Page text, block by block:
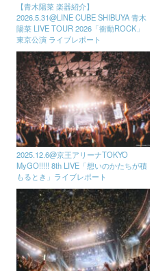
【青木陽菜 楽器紹介】
2026.5.31@LINE CUBE SHIBUYA 青木
陽菜 LIVE TOUR 2026「衝動ROCK」
東京公演 ライブレポート
2025.12.6@京王アリーナTOKYO
MyGO!!!!! 8th LIVE「想いのかたちが積
もるとき」ライブレポート